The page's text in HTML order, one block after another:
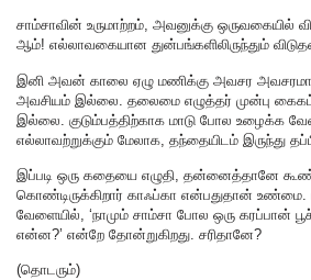
சாம்சாவின் உருமாற்றம், அவனுக்கு ஒருவகையில்
ஆம்! எல்லாவகையான துன்பங்களிலிருந்தும்
இனி அவன் காலை ஏழு மணிக்கு அவசர
அவசியம் இல்லை‌. தலைமை எழுத்தர்‌ முன்பு
இல்லை. குடும்பத்திற்காக மாடு போல உழைக்க
எல்லாவற்றுக்கும் மேலாக, தந்தையிடம் இருந்து
இப்படி ஒரு கதையை எழுதி, தன்னைத்தானே
கொண்டிருக்கிறார் காஃப்கா என்பதுதான் உண்மை.
வேளையில், ‘நாமும் சாம்சா போல ஒரு கரப்பான்
என்ன?’ என்றே தோன்றுகிறது. சரிதானே?
(தொடரும்)